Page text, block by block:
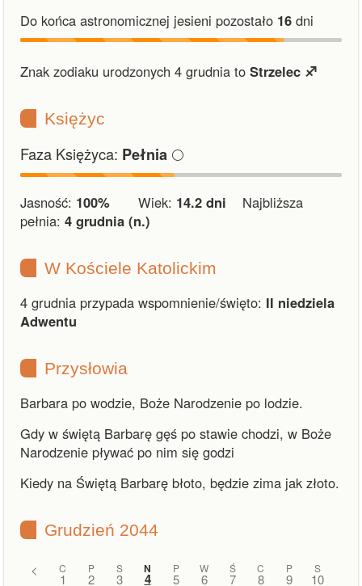
Do końca astronomicznej jesieni pozostało 16 dni
Znak zodiaku urodzonych 4 grudnia to Strzelec ♐︎
Księżyc
Faza Księżyca: Pełnia 🌕
Jasność: 100% Wiek: 14.2 dni Najbliższa
pełnia: 4 grudnia (n.)
W Kościele Katolickim
4 grudnia przypada wspomnienie/święto: II niedziela
Adwentu
Przysłowia
Barbara po wodzie, Boże Narodzenie po lodzie.
Gdy w świętą Barbarę gęś po stawie chodzi, w Boże
Narodzenie pływać po nim się godzi
Kiedy na Świętą Barbarę błoto, będzie zima jak złoto.
Grudzień 2044
< C
1
P
2
S
3
N
4
P
5
W
6
Ś
7
C
8
P
9
S
10